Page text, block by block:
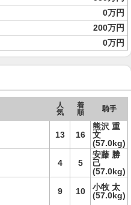
0万円
200万円
0万円
人
気
着
順
騎手
13 16
熊沢 重
文
(57.0kg)
4 5
安藤 勝
己
(57.0kg)
9 10
小牧 太
(57.0kg)